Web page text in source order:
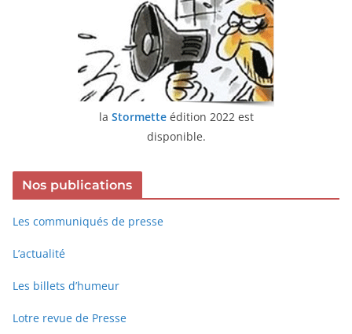
la Stormetteédition 2022 est
disponible.
Nos publications
Les communiqués de presse
L’actualité
Les billets d’humeur
Lotre revue de Presse